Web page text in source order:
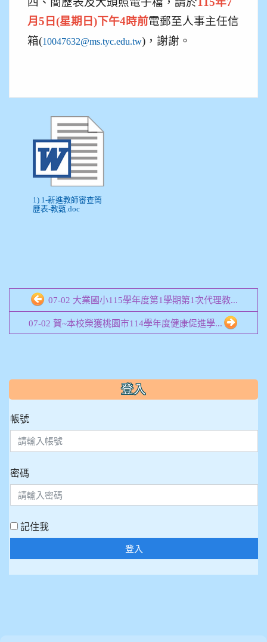
月5日(星期日)下午4時前電郵至人事主任信
箱(10047632@ms.tyc.edu.tw) ，謝謝 。
1) 1-新進教師審查簡
歷表-教甄.doc
07-02 大業國小115學年度第1學期第1次代理教...
07-02 賀~本校榮獲桃園市114學年度健康促進學...
::: 登入
帳號
密碼
記住我
登入